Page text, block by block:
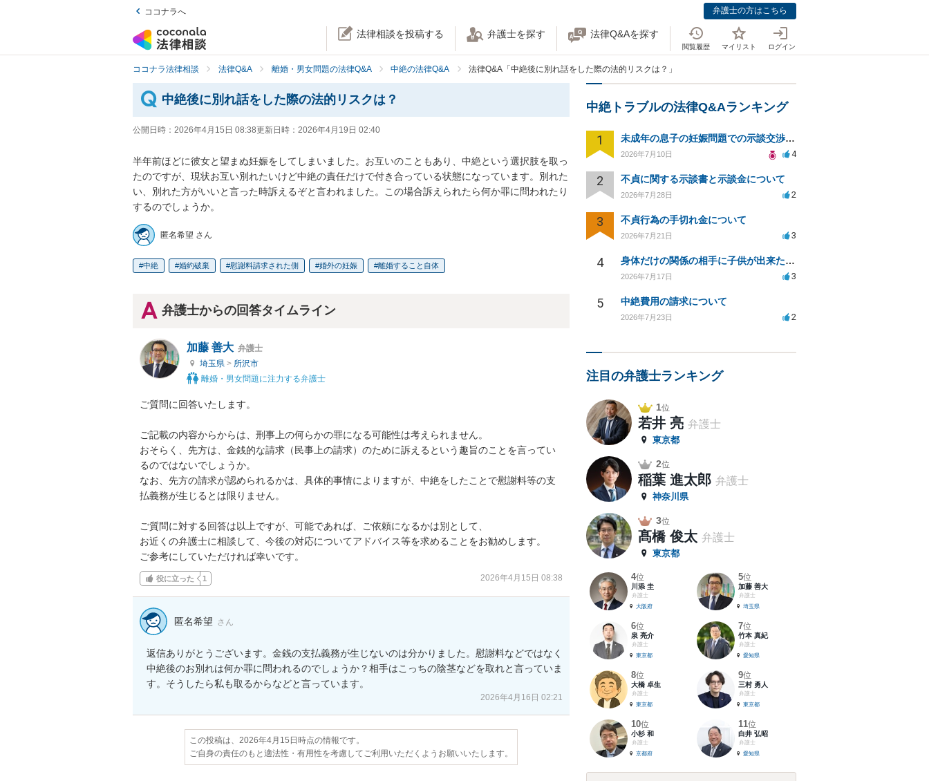
ココナラへ 弁護士の方はこちら
法律相談を投稿する 弁護士を探す 法律Q&Aを探す
閲覧履歴 マイリスト ログイン
ココナラ法律相談 法律Q&A 離婚・男女問題の法律Q&A 中絶の法律Q&A 法律Q&A「中絶後に別れ話をした際の法的リスクは？」
中絶後に別れ話をした際の法的リスクは？
公開日時： 2026年4月15日 08:38更新日時： 2026年4月19日 02:40
半年前ほどに彼女と望まぬ妊娠をしてしまいました。お互いのこともあり、中絶という選択肢を取っ
たのですが、現状お互い別れたいけど中絶の責任だけで付き合っている状態になっています。別れた
い、別れた方がいいと言った時訴えるぞと言われました。この場合訴えられたら何か罪に問われたり
するのでしょうか。
匿名希望 さん
中絶 婚約破棄 慰謝料請求された側 婚外の妊娠 離婚すること自体
弁護士からの回答タイムライン
加藤 善大 弁護士
埼玉県 > 所沢市
離婚・男女問題に注力する弁護士
ご質問に回答いたします。
ご記載の内容からからは、刑事上の何らかの罪になる可能性は考えられません。
おそらく、先方は、金銭的な請求（民事上の請求）のために訴えるという趣旨のことを言ってい
るのではないでしょうか。
なお、先方の請求が認められるかは、具体的事情によりますが、中絶をしたことで慰謝料等の支
払義務が生じるとは限りません。
ご質問に対する回答は以上ですが、可能であれば、ご依頼になるかは別として、
お近くの弁護士に相談して、今後の対応についてアドバイス等を求めることをお勧めします。
ご参考にしていただければ幸いです。
役に立った 1 2026年4月15日 08:38
匿名希望 さん
返信ありがとうございます。金銭の支払義務が生じないのは分かりました。慰謝料などではなく
中絶後のお別れは何か罪に問われるのでしょうか？相手はこっちの陰茎などを取れと言っていま
す。そうしたら私も取るからなどと言っています。
2026年4月16日 02:21
この投稿は、2026年4月15日時点の情報です。
ご自身の責任のもと適法性・有用性を考慮してご利用いただくようお願いいたします。
中絶トラブルの法律Q&Aランキング
1 未成年の息子の妊娠問題での示談交渉と法的対応について相談
2026年7月10日 4
2 不貞に関する示談書と示談金について
2026年7月28日 2
3 不貞行為の手切れ金について
2026年7月21日 3
4 身体だけの関係の相手に子供が出来たと言われ認知、養育費を要求されているが自身の子供か分からない
2026年7月17日 3
5 中絶費用の請求について
2026年7月23日 2
注目の弁護士ランキング
1位
若井 亮 弁護士
東京都
2位
稲葉 進太郎 弁護士
神奈川県
3位
髙橋 俊太 弁護士
東京都
4位
川添 圭
弁護士
大阪府
5位
加藤 善大
弁護士
埼玉県
6位
泉 亮介
弁護士
東京都
7位
竹本 真紀
弁護士
愛知県
8位
大橋 卓生
弁護士
東京都
9位
三村 勇人
弁護士
東京都
10位
小杉 和
弁護士
京都府
11位
白井 弘昭
弁護士
愛知県